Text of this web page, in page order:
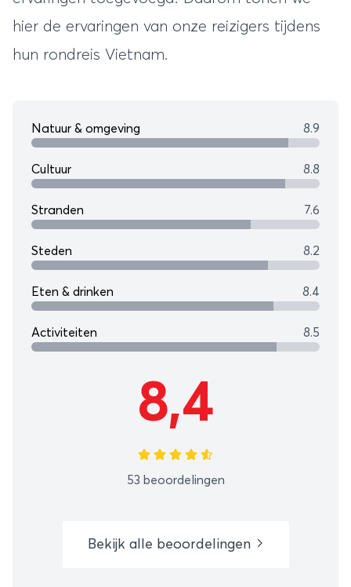
hier de ervaringen van onze reizigers tijdens
hun rondreis Vietnam.
Natuur & omgeving 8.9
Cultuur 8.8
Stranden 7.6
Steden 8.2
Eten & drinken 8.4
Activiteiten 8.5
8,4
53 beoordelingen
Bekijk alle beoordelingen